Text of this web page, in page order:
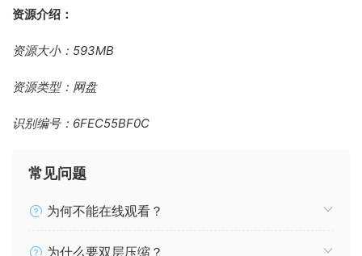
资源介绍：
资源大小：593MB
资源类型：网盘
识别编号：6FEC55BF0C
常见问题
为何不能在线观看？
为什么要双层压缩？